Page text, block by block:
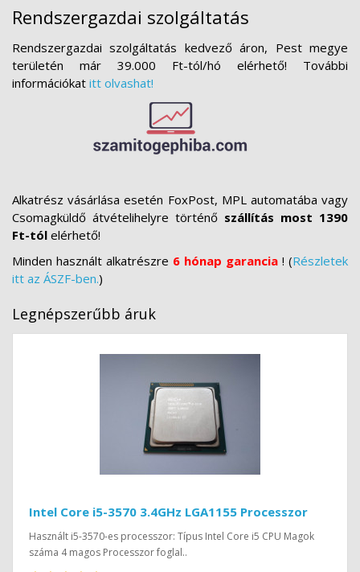
Rendszergazdai szolgáltatás
Rendszergazdai szolgáltatás kedvező áron, Pest megye
területén már 39.000 Ft-tól/hó elérhető! További
információkat itt olvashat!
Alkatrész vásárlása esetén FoxPost, MPL automatába vagy
Csomagküldő átvételihelyre történő szállítás most 1390
Ft-tól elérhető!
Minden használt alkatrészre 6 hónap garancia ! (Részletek
itt az ÁSZF-ben.)
Legnépszerűbb áruk
Intel Core i5-3570 3.4GHz LGA1155 Processzor
Használt i5-3570-es processzor: Típus Intel Core i5 CPU Magok
száma 4 magos Processzor foglal..